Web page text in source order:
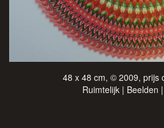
48 x 48 cm, © 2009, prijs
Ruimtelijk | Beelden